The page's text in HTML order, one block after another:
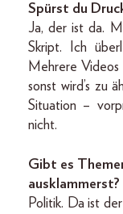
Spürst du
Ja, der ist da.
Skript. Ich
Mehrere Videos
sonst wird’s zu
Situation –
nicht.
Gibt es
ausklammerst?
Politik. Da ist